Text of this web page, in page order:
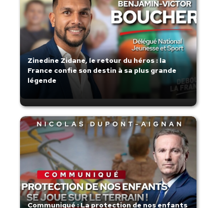
Zinedine Zidane, le retour du héros : la
France confie son destin à sa plus grande
légende
Communiqué : La protection de nos enfants